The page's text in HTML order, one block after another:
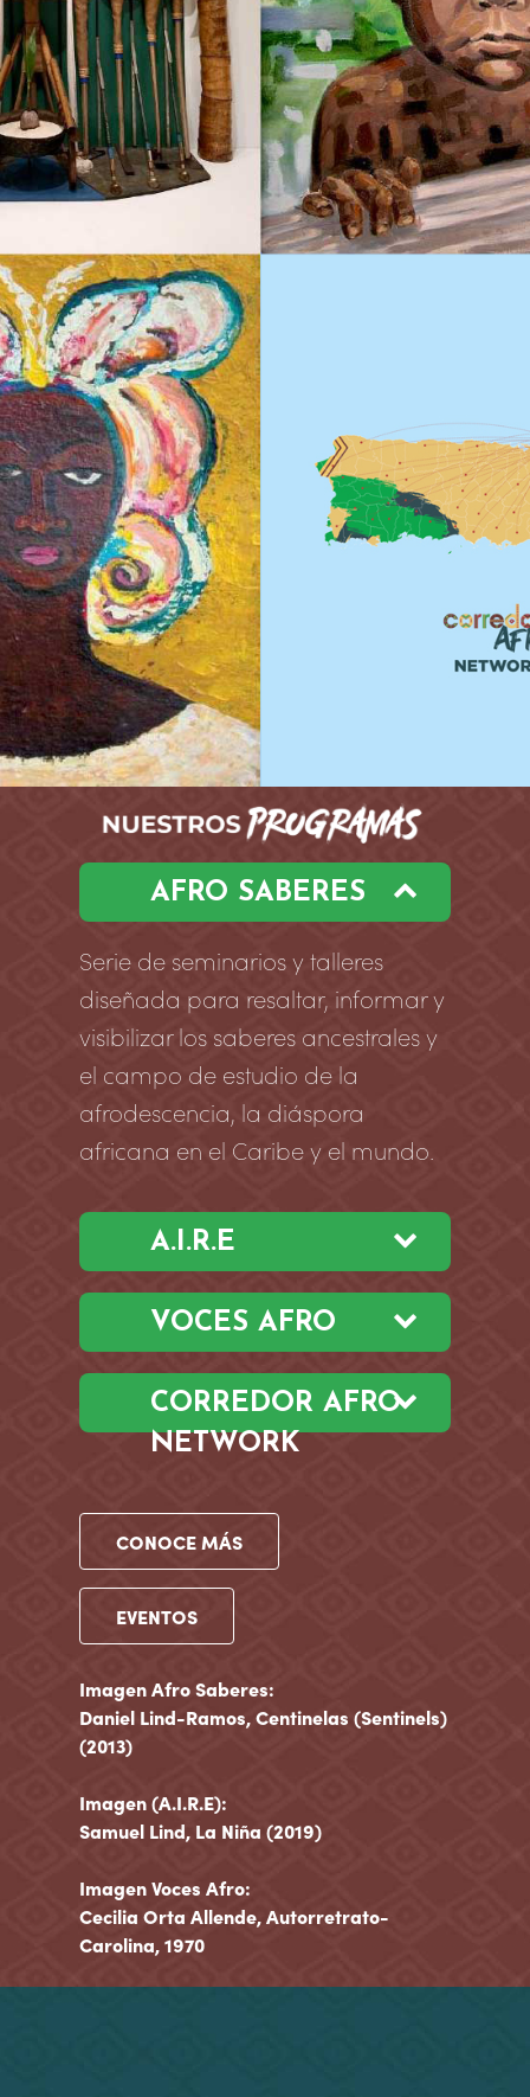
AFRO SABERES
Serie de seminarios y talleres
diseñada para resaltar, informar y
visibilizar los saberes ancestrales y
el campo de estudio de la
afrodescencia, la diáspora
africana en el Caribe y el mundo.
A.I.R.E
VOCES AFRO
CORREDOR AFRO
NETWORK
CONOCE MÁS
EVENTOS
Imagen Afro Saberes:
Daniel Lind-Ramos, Centinelas (Sentinels)
(2013)
Imagen (A.I.R.E):
Samuel Lind, La Niña (2019)
Imagen Voces Afro:
Cecilia Orta Allende, Autorretrato-
Carolina, 1970